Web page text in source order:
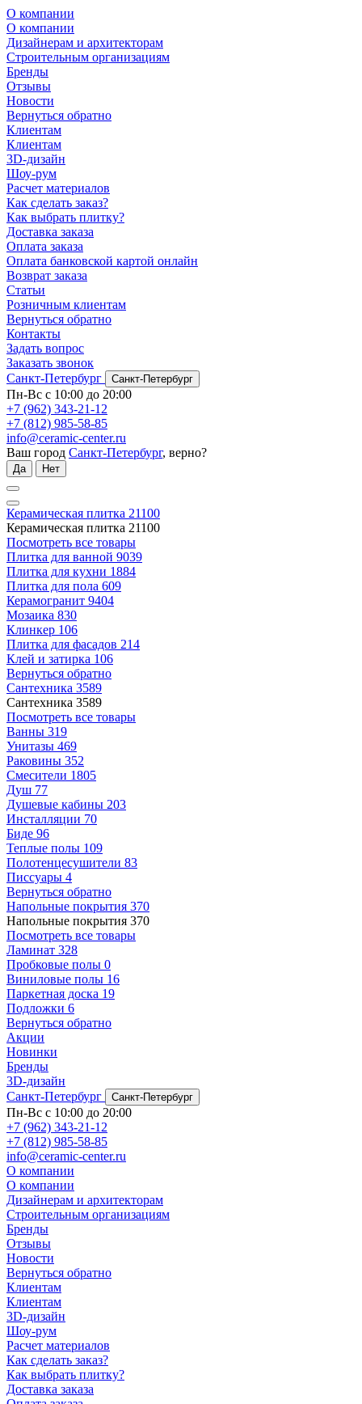
О компании
О компании
Дизайнерам и архитекторам
Строительным организациям
Бренды
Отзывы
Новости
Вернуться обратно
Клиентам
Клиентам
3D-дизайн
Шоу-рум
Расчет материалов
Как сделать заказ?
Как выбрать плитку?
Доставка заказа
Оплата заказа
Оплата банковской картой онлайн
Возврат заказа
Статьи
Розничным клиентам
Вернуться обратно
Контакты
Задать вопрос
Заказать звонок
Санкт-Петербург
Санкт-Петербург
Пн-Вс с 10:00 до 20:00
+7 (962) 343-21-12
+7 (812) 985-58-85
info@ceramic-center.ru
Ваш город Санкт-Петербург, верно?
Да Нет
Керамическая плитка 21100
Керамическая плитка 21100
Посмотреть все товары
Плитка для ванной 9039
Плитка для кухни 1884
Плитка для пола 609
Керамогранит 9404
Мозаика 830
Клинкер 106
Плитка для фасадов 214
Клей и затирка 106
Вернуться обратно
Сантехника 3589
Сантехника 3589
Посмотреть все товары
Ванны 319
Унитазы 469
Раковины 352
Смесители 1805
Душ 77
Душевые кабины 203
Инсталляции 70
Биде 96
Теплые полы 109
Полотенцесушители 83
Писсуары 4
Вернуться обратно
Напольные покрытия 370
Напольные покрытия 370
Посмотреть все товары
Ламинат 328
Пробковые полы 0
Виниловые полы 16
Паркетная доска 19
Подложки 6
Вернуться обратно
Акции
Новинки
Бренды
3D-дизайн
Санкт-Петербург
Санкт-Петербург
Пн-Вс с 10:00 до 20:00
+7 (962) 343-21-12
+7 (812) 985-58-85
info@ceramic-center.ru
О компании
О компании
Дизайнерам и архитекторам
Строительным организациям
Бренды
Отзывы
Новости
Вернуться обратно
Клиентам
Клиентам
3D-дизайн
Шоу-рум
Расчет материалов
Как сделать заказ?
Как выбрать плитку?
Доставка заказа